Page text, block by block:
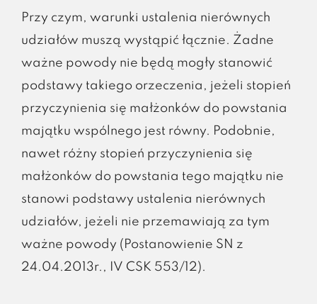
Przy czym, warunki ustalenia nierównych
udziałów muszą wystąpić łącznie. Żadne
ważne powody nie będą mogły stanowić
podstawy takiego orzeczenia, jeżeli stopień
przyczynienia się małżonków do powstania
majątku wspólnego jest równy. Podobnie,
nawet różny stopień przyczynienia się
małżonków do powstania tego majątku nie
stanowi podstawy ustalenia nierównych
udziałów, jeżeli nie przemawiają za tym
ważne powody (Postanowienie SN z
24.04.2013r., IV CSK 553/12).